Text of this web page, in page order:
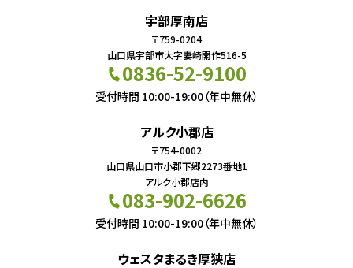
宇部厚南店
〒759-0204
山口県宇部市大字妻崎開作516-5
0836-52-9100
受付時間 10:00-19:00（年中無休）
アルク小郡店
〒754-0002
山口県山口市小郡下郷2273番地1
アルク小郡店内
083-902-6626
受付時間 10:00-19:00（年中無休）
ウェスタまるき厚狭店